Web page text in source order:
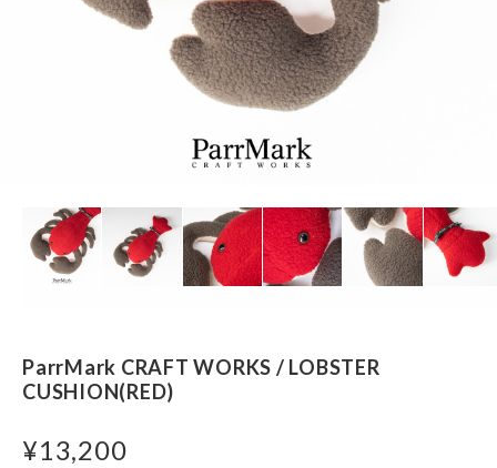
ParrMark CRAFT WORKS / LOBSTER
CUSHION(RED)
¥13,200